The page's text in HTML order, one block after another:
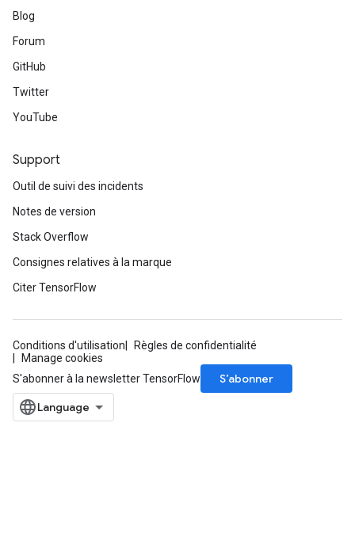
Blog
Forum
GitHub
Twitter
YouTube
Support
Outil de suivi des incidents
Notes de version
Stack Overflow
Consignes relatives à la marque
Citer TensorFlow
Conditions d'utilisation
Règles de confidentialité
Manage cookies
S'abonner à la newsletter TensorFlow
S’abonner